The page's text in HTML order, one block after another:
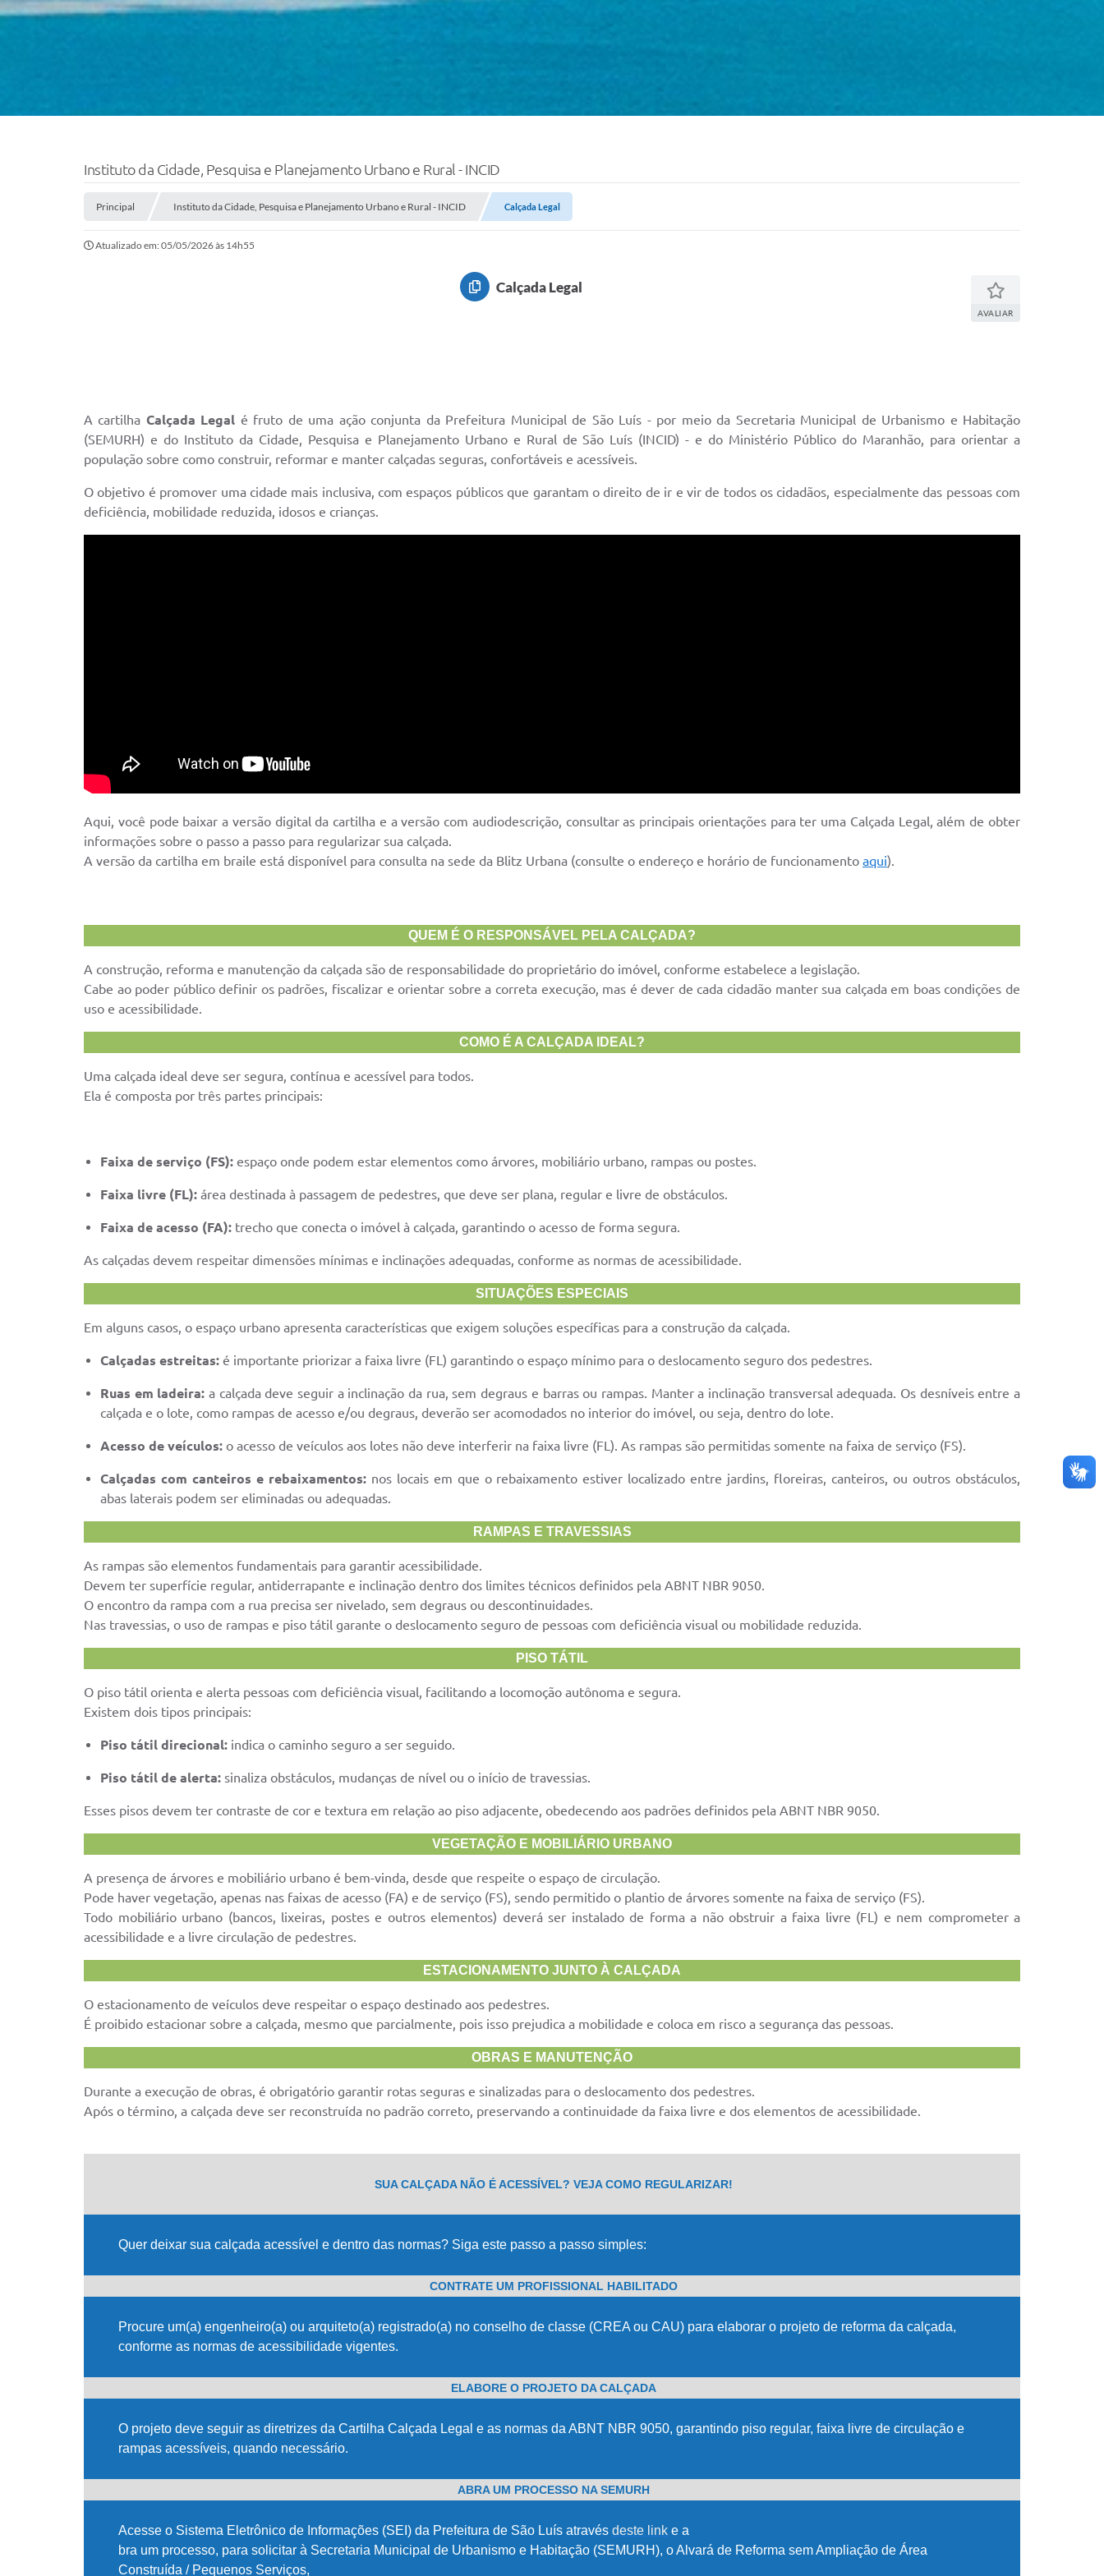
Instituto da Cidade, Pesquisa e Planejamento Urbano e Rural - INCID
Principal Instituto da Cidade, Pesquisa e Planejamento Urbano e Rural - INCID Calçada Legal
Atualizado em: 05/05/2026 às 14h55
Calçada Legal
AVALIAR
A cartilha Calçada Legal é fruto de uma ação conjunta da Prefeitura Municipal de São Luís - por meio da Secretaria Municipal de Urbanismo e Habitação
(SEMURH) e do Instituto da Cidade, Pesquisa e Planejamento Urbano e Rural de São Luís (INCID) - e do Ministério Público do Maranhão, para orientar a
população sobre como construir, reformar e manter calçadas seguras, confortáveis e acessíveis.
O objetivo é promover uma cidade mais inclusiva, com espaços públicos que garantam o direito de ir e vir de todos os cidadãos, especialmente das pessoas com
deficiência, mobilidade reduzida, idosos e crianças.
Aqui, você pode baixar a versão digital da cartilha e a versão com audiodescrição, consultar as principais orientações para ter uma Calçada Legal, além de obter
informações sobre o passo a passo para regularizar sua calçada.
A versão da cartilha em braile está disponível para consulta na sede da Blitz Urbana (consulte o endereço e horário de funcionamento aqui).
QUEM É O RESPONSÁVEL PELA CALÇADA?
A construção, reforma e manutenção da calçada são de responsabilidade do proprietário do imóvel, conforme estabelece a legislação.
Cabe ao poder público definir os padrões, fiscalizar e orientar sobre a correta execução, mas é dever de cada cidadão manter sua calçada em boas condições de
uso e acessibilidade.
COMO É A CALÇADA IDEAL?
Uma calçada ideal deve ser segura, contínua e acessível para todos.
Ela é composta por três partes principais:
Faixa de serviço (FS): espaço onde podem estar elementos como árvores, mobiliário urbano, rampas ou postes.
Faixa livre (FL): área destinada à passagem de pedestres, que deve ser plana, regular e livre de obstáculos.
Faixa de acesso (FA): trecho que conecta o imóvel à calçada, garantindo o acesso de forma segura.
As calçadas devem respeitar dimensões mínimas e inclinações adequadas, conforme as normas de acessibilidade.
SITUAÇÕES ESPECIAIS
Em alguns casos, o espaço urbano apresenta características que exigem soluções específicas para a construção da calçada.
Calçadas estreitas: é importante priorizar a faixa livre (FL) garantindo o espaço mínimo para o deslocamento seguro dos pedestres.
Ruas em ladeira: a calçada deve seguir a inclinação da rua, sem degraus e barras ou rampas. Manter a inclinação transversal adequada. Os desníveis entre a
calçada e o lote, como rampas de acesso e/ou degraus, deverão ser acomodados no interior do imóvel, ou seja, dentro do lote.
Acesso de veículos: o acesso de veículos aos lotes não deve interferir na faixa livre (FL). As rampas são permitidas somente na faixa de serviço (FS).
Calçadas com canteiros e rebaixamentos:nos locais em que o rebaixamento estiver localizado entre jardins, floreiras, canteiros, ou outros obstáculos,
abas laterais podem ser eliminadas ou adequadas.
RAMPAS E TRAVESSIAS
As rampas são elementos fundamentais para garantir acessibilidade.
Devem ter superfície regular, antiderrapante e inclinação dentro dos limites técnicos definidos pela ABNT NBR 9050.
O encontro da rampa com a rua precisa ser nivelado, sem degraus ou descontinuidades.
Nas travessias, o uso de rampas e piso tátil garante o deslocamento seguro de pessoas com deficiência visual ou mobilidade reduzida.
PISO TÁTIL
O piso tátil orienta e alerta pessoas com deficiência visual, facilitando a locomoção autônoma e segura.
Existem dois tipos principais:
Piso tátil direcional: indica o caminho seguro a ser seguido.
Piso tátil de alerta: sinaliza obstáculos, mudanças de nível ou o início de travessias.
Esses pisos devem ter contraste de cor e textura em relação ao piso adjacente, obedecendo aos padrões definidos pela ABNT NBR 9050.
VEGETAÇÃO E MOBILIÁRIO URBANO
A presença de árvores e mobiliário urbano é bem-vinda, desde que respeite o espaço de circulação.
Pode haver vegetação, apenas nas faixas de acesso (FA) e de serviço (FS), sendo permitido o plantio de árvores somente na faixa de serviço (FS).
Todo mobiliário urbano (bancos, lixeiras, postes e outros elementos) deverá ser instalado de forma a não obstruir a faixa livre (FL) e nem comprometer a
acessibilidade e a livre circulação de pedestres.
ESTACIONAMENTO JUNTO À CALÇADA
O estacionamento de veículos deve respeitar o espaço destinado aos pedestres.
É proibido estacionar sobre a calçada, mesmo que parcialmente, pois isso prejudica a mobilidade e coloca em risco a segurança das pessoas.
OBRAS E MANUTENÇÃO
Durante a execução de obras, é obrigatório garantir rotas seguras e sinalizadas para o deslocamento dos pedestres.
Após o término, a calçada deve ser reconstruída no padrão correto, preservando a continuidade da faixa livre e dos elementos de acessibilidade.
SUA CALÇADA NÃO É ACESSÍVEL? VEJA COMO REGULARIZAR!
Quer deixar sua calçada acessível e dentro das normas? Siga este passo a passo simples:
CONTRATE UM PROFISSIONAL HABILITADO
Procure um(a) engenheiro(a) ou arquiteto(a) registrado(a) no conselho de classe (CREA ou CAU) para elaborar o projeto de reforma da calçada,
conforme as normas de acessibilidade vigentes.
ELABORE O PROJETO DA CALÇADA
O projeto deve seguir as diretrizes da Cartilha Calçada Legal e as normas da ABNT NBR 9050, garantindo piso regular, faixa livre de circulação e
rampas acessíveis, quando necessário.
ABRA UM PROCESSO NA SEMURH
Acesse o Sistema Eletrônico de Informações (SEI) da Prefeitura de São Luís através deste link e a
bra um processo, para solicitar à Secretaria Municipal de Urbanismo e Habitação (SEMURH), o Alvará de Reforma sem Ampliação de Área
Construída / Pequenos Serviços,